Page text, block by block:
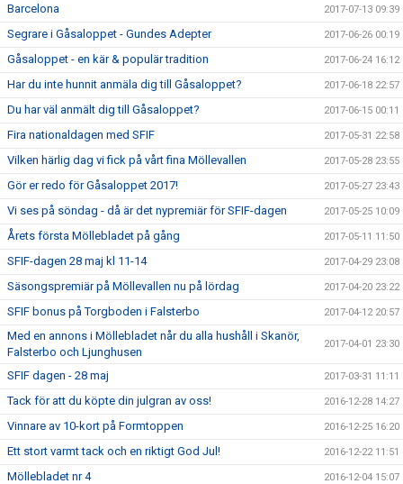
Barcelona 2017-07-13 09:39
Segrare i Gåsaloppet - Gundes Adepter 2017-06-26 00:19
Gåsaloppet - en kär & populär tradition 2017-06-24 16:12
Har du inte hunnit anmäla dig till Gåsaloppet? 2017-06-18 22:57
Du har väl anmält dig till Gåsaloppet? 2017-06-15 00:11
Fira nationaldagen med SFIF 2017-05-31 22:58
Vilken härlig dag vi fick på vårt fina Möllevallen 2017-05-28 23:55
Gör er redo för Gåsaloppet 2017! 2017-05-27 23:43
Vi ses på söndag - då är det nypremiär för SFIF-dagen 2017-05-25 10:09
Årets första Möllebladet på gång 2017-05-11 11:50
SFIF-dagen 28 maj kl 11-14 2017-04-29 23:08
Säsongspremiär på Möllevallen nu på lördag 2017-04-20 23:22
SFIF bonus på Torgboden i Falsterbo 2017-04-12 20:57
Med en annons i Möllebladet når du alla hushåll i Skanör,
Falsterbo och Ljunghusen
2017-04-01 23:30
SFIF dagen - 28 maj 2017-03-31 11:11
Tack för att du köpte din julgran av oss! 2016-12-28 14:27
Vinnare av 10-kort på Formtoppen 2016-12-25 16:20
Ett stort varmt tack och en riktigt God Jul! 2016-12-22 11:51
Möllebladet nr 4 2016-12-04 15:07